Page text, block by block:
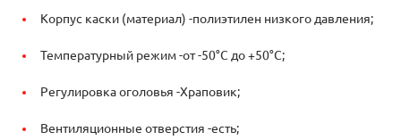
Корпус каски (материал) -полиэтилен низкого давления;
Температурный режим -от -50°C до +50°C;
Регулировка оголовья -Храповик;
Вентиляционные отверстия -есть;